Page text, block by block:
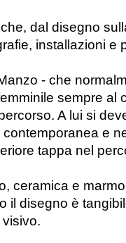
dal disegno
installazioni e
- che
sempre al
A lui si
e
tappa nel
ceramica e
il disegno è
visivo.